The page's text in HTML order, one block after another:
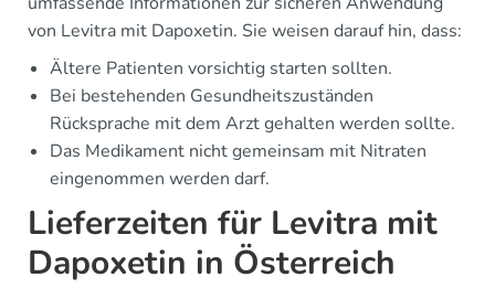
von Levitra mit Dapoxetin. Sie weisen darauf hin, dass:
Ältere Patienten vorsichtig starten sollten.
Bei bestehenden Gesundheitszuständen
Rücksprache mit dem Arzt gehalten werden sollte.
Das Medikament nicht gemeinsam mit Nitraten
eingenommen werden darf.
Lieferzeiten für Levitra mit
Dapoxetin in Österreich